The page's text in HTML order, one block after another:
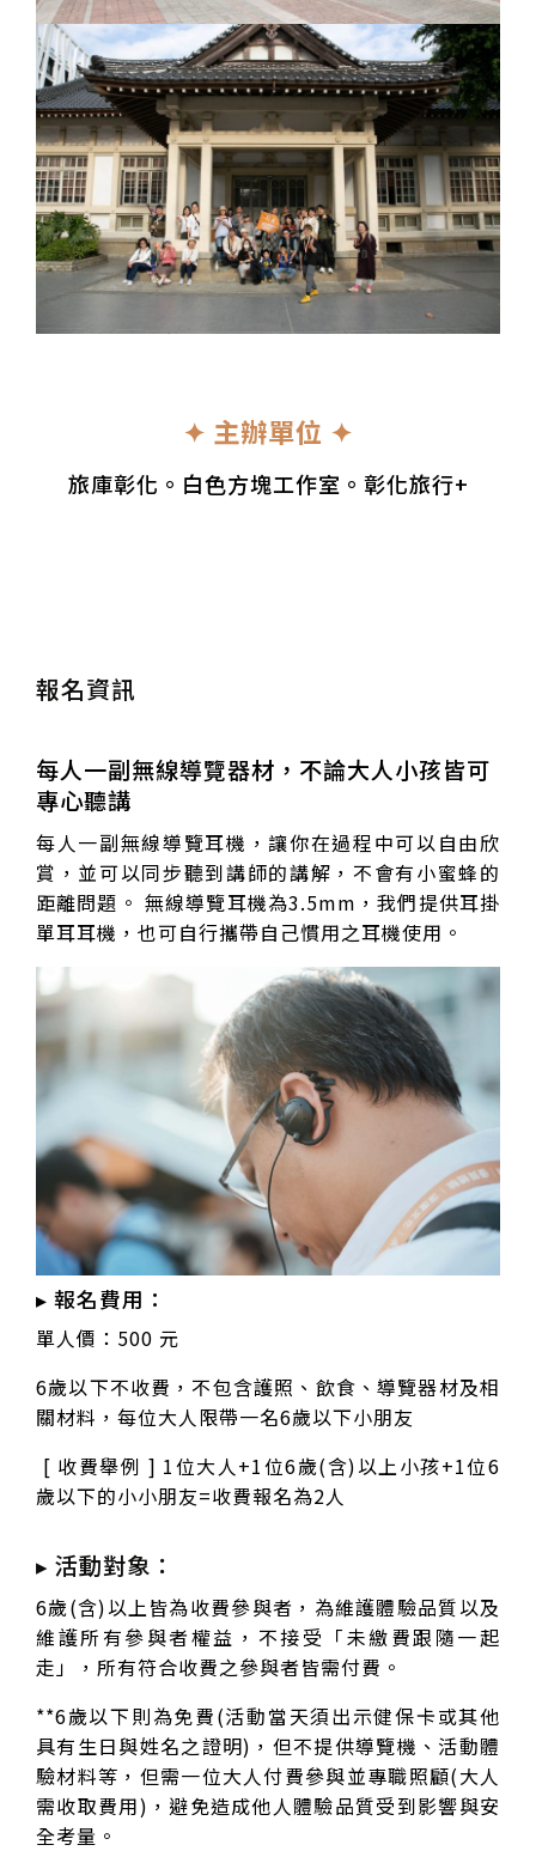
✦ 主辦單位 ✦
旅庫彰化。白色方塊工作室。彰化旅行+
報名資訊
每人一副無線導覽器材，不論大人小孩皆可
專心聽講
每人一副無線導覽耳機，讓你在過程中可以自由欣
賞，並可以同步聽到講師的講解，不會有小蜜蜂的
距離問題。 無線導覽耳機為3.5mm，我們提供耳掛
單耳耳機，也可自行攜帶自己慣用之耳機使用。
▸ 報名費用：
單人價：500 元
6歲以下不收費，不包含護照、飲食、導覽器材及相
關材料，每位大人限帶一名6歲以下小朋友
[ 收費舉例 ] 1位大人+1位6歲(含)以上小孩+1位6
歲以下的小小朋友=收費報名為2人
▸ 活動對象：
6歲(含)以上皆為收費參與者，為維護體驗品質以及
維護所有參與者權益，不接受「未繳費跟隨一起
走」，所有符合收費之參與者皆需付費。
**6歲以下則為免費(活動當天須出示健保卡或其他
具有生日與姓名之證明)，但不提供導覽機、活動體
驗材料等，但需一位大人付費參與並專職照顧(大人
需收取費用)，避免造成他人體驗品質受到影響與安
全考量。